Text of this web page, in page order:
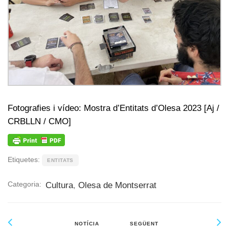
Fotografies i vídeo: Mostra d’Entitats d’Olesa 2023 [Aj /
CRBLLN / CMO]
Etiquetes: ENTITATS
Categoria: Cultura, Olesa de Montserrat
NOTÍCIA SEGÜENT